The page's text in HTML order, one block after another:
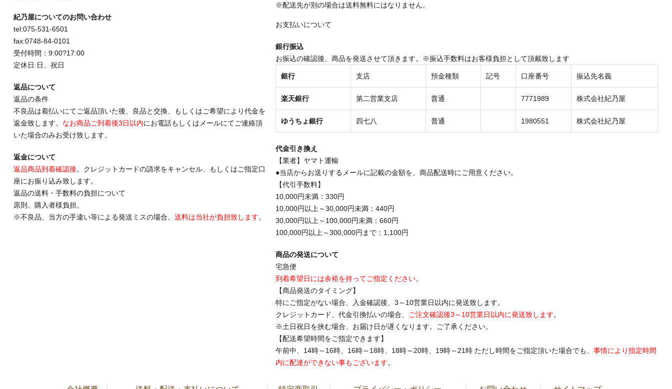
紀乃屋についてのお問い合わせ
tel:075-531-6501
fax:0748-84-0101
受付時間：9:00?17:00
定休日:日、祝日
返品について
返品の条件
不良品は着払いにてご返品頂いた後、良品と交換、もしくはご希望により代金を
返金致します。 なお商品ご到着後3日以内にお電話もしくはメールにてご連絡頂
いた場合のみお受け致します。
返金について
返品商品到着確認後 、クレジットカードの請求をキャンセル、もしくはご指定口
座にお振り込み致します。
返品の送料・手数料の負担について
原則、購入者様負担。
※不良品、当方の手違い等による発送ミスの場合、送料は当社が負担致します。
※配送先が別の場合は送料無料にはなりません。
お支払いについて
銀行振込
お振込の確認後、商品を発送させて頂きます。※振込手数料はお客様負担として頂戴致します
銀行 支店 預金種類 記号 口座番号 振込先名義
楽天銀行 第二営業支店 普通 7771989 株式会社紀乃屋
ゆうちょ銀行 四七八 普通 1980551 株式会社紀乃屋
代金引き換え
【業者】ヤマト運輸
●当店からお送りするメールに記載の金額を、商品配送時にご用意ください。
【代引手数料】
10,000円未満：330円
10,000円以上～30,000円未満：440円
30,000円以上～100,000円未満：660円
100,000円以上～300,000円まで：1,100円
商品の発送について
宅急便
到着希望日には余裕を持ってご指定ください。
【商品発送のタイミング】
特にご指定がない場合、入金確認後、3～10営業日以内に発送致します。
クレジットカード、代金引換払いの場合、
ご注文確認後3～10営業日以内に発送致します。
※土日祝日を挟む場合、お届け日が遅くなります。ご了承ください。
【配送希望時間をご指定できます】
午前中、14時～16時、16時～18時、18時～20時、19時～21時 ただし時間をご指定頂いた場合でも、事情により指定時間
内に配達ができない事もございます。